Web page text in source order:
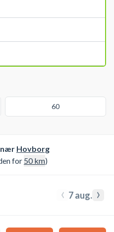
60
nær Hovborg
for 50km)
‹ 7 aug. ›